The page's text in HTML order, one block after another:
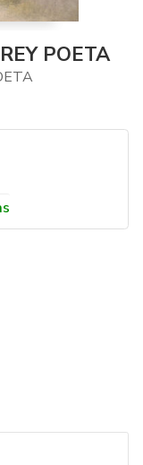
POETA